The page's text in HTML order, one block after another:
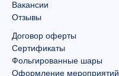
Вакансии
Отзывы
Договор оферты
Сертификаты
Фольгированные шары
Оформление мероприятий